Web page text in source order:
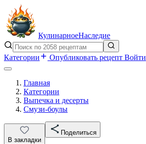
КулинарноеНаследие
Категории Опубликовать рецепт Войти
Главная
Категории
Выпечка и десерты
Смузи-боулы
В закладки
Поделиться